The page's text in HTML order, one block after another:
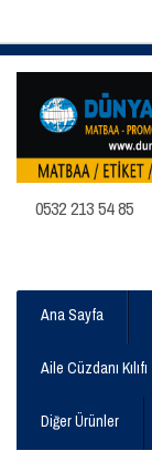
0532 213 54 85
Ana Sayfa
Aile Cüzdanı Kılıfı
Diğer Ürünler